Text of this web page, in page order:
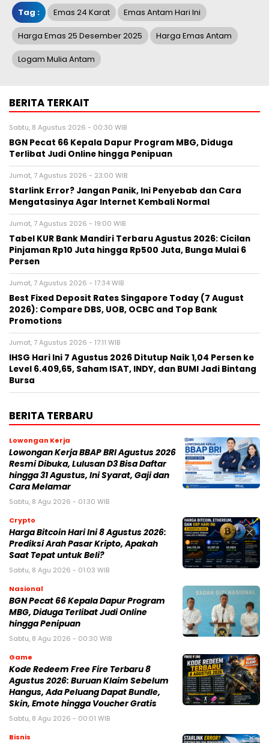
Tag : Emas 24 Karat Emas Antam Hari Ini
Harga Emas 25 Desember 2025 Harga Emas Antam
Logam Mulia Antam
BERITA TERKAIT
Sabtu, 8 Agustus 2026 - 00:30 WIB
BGN Pecat 66 Kepala Dapur Program MBG, Diduga
Terlibat Judi Online hingga Penipuan
Jumat, 7 Agustus 2026 - 23:00 WIB
Starlink Error? Jangan Panik, Ini Penyebab dan Cara
Mengatasinya Agar Internet Kembali Normal
Jumat, 7 Agustus 2026 - 19:00 WIB
Tabel KUR Bank Mandiri Terbaru Agustus 2026: Cicilan
Pinjaman Rp10 Juta hingga Rp500 Juta, Bunga Mulai 6
Persen
Jumat, 7 Agustus 2026 - 17:34 WIB
Best Fixed Deposit Rates Singapore Today (7 August
2026): Compare DBS, UOB, OCBC and Top Bank
Promotions
Jumat, 7 Agustus 2026 - 17:11 WIB
IHSG Hari Ini 7 Agustus 2026 Ditutup Naik 1,04 Persen ke
Level 6.409,65, Saham ISAT, INDY, dan BUMI Jadi Bintang
Bursa
BERITA TERBARU
Lowongan Kerja
Lowongan Kerja BBAP BRI Agustus 2026
Resmi Dibuka, Lulusan D3 Bisa Daftar
hingga 31 Agustus, Ini Syarat, Gaji dan
Cara Melamar
Sabtu, 8 Agu 2026 - 01:30 WIB
Crypto
Harga Bitcoin Hari Ini 8 Agustus 2026:
Prediksi Arah Pasar Kripto, Apakah
Saat Tepat untuk Beli?
Sabtu, 8 Agu 2026 - 01:03 WIB
Nasional
BGN Pecat 66 Kepala Dapur Program
MBG, Diduga Terlibat Judi Online
hingga Penipuan
Sabtu, 8 Agu 2026 - 00:30 WIB
Game
Kode Redeem Free Fire Terbaru 8
Agustus 2026: Buruan Klaim Sebelum
Hangus, Ada Peluang Dapat Bundle,
Skin, Emote hingga Voucher Gratis
Sabtu, 8 Agu 2026 - 00:01 WIB
Bisnis